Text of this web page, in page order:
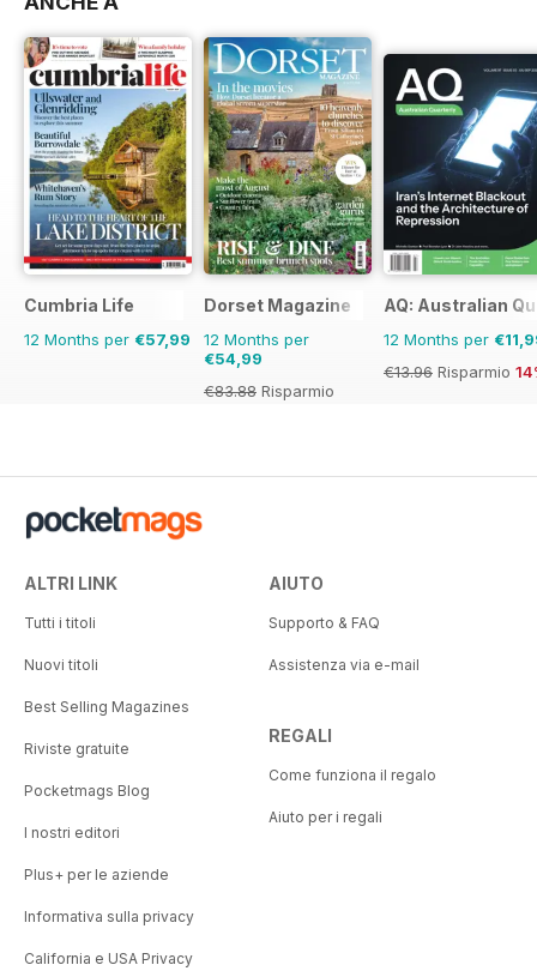
Cumbria Life
12 Months per €57,99
Dorset Magazine
12 Months per
€54,99
€83.88 Risparmio
AQ: Australian
12 Months per
€13.96 Risparmio
ALTRI LINK
Tutti i titoli
Nuovi titoli
Best Selling Magazines
Riviste gratuite
Pocketmags Blog
I nostri editori
Plus+ per le aziende
Informativa sulla privacy
California e USA Privacy
AIUTO
Supporto & FAQ
Assistenza via e-mail
REGALI
Come funziona il regalo
Aiuto per i regali